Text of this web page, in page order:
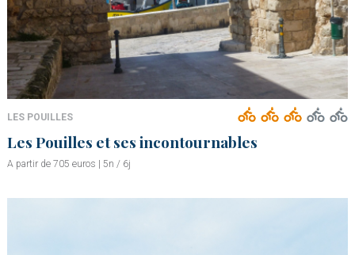
LES POUILLES
Les Pouilles et ses incontournables
A partir de 705 euros | 5n / 6j